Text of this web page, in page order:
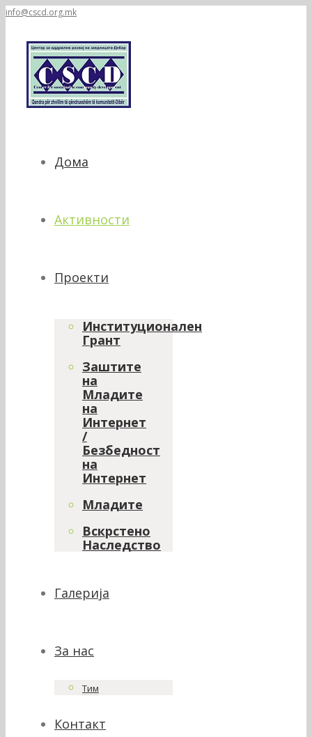
info@cscd.org.mk
Дома
Активности
Проекти
Институционален
Грант
Заштите
на
Младите
на
Интернет
/
Безбедност
на
Интернет
Младите
Вскрстено
Наследство
Галерија
За нас
Тим
Контакт